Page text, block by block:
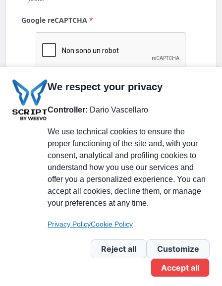
Partecipa alla discussione
Pagina Linkedin
Newsletter Linkedin
We respect your privacy
Controller: Dario Vascellaro
We use technical cookies to ensure the
proper functioning of the site and, with your
consent, analytical and profiling cookies to
understand how you use our services and
offer you a personalized experience. You can
accept all cookies, decline them, or manage
your preferences at any time.
Privacy PolicyCookie Policy
Reject all
Customize
Accept all